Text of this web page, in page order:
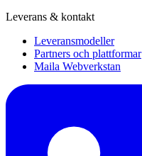
Leverans & kontakt
Leveransmodeller
Partners och plattformar
Maila Webverkstan